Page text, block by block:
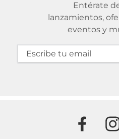
Entérate
lanzamientos,
eventos y